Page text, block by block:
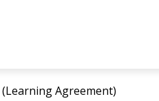
Agreement)